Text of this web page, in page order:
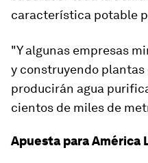
característica potable
"Y algunas empresas
y construyendo
producirán agua
cientos de miles de
Apuesta para América